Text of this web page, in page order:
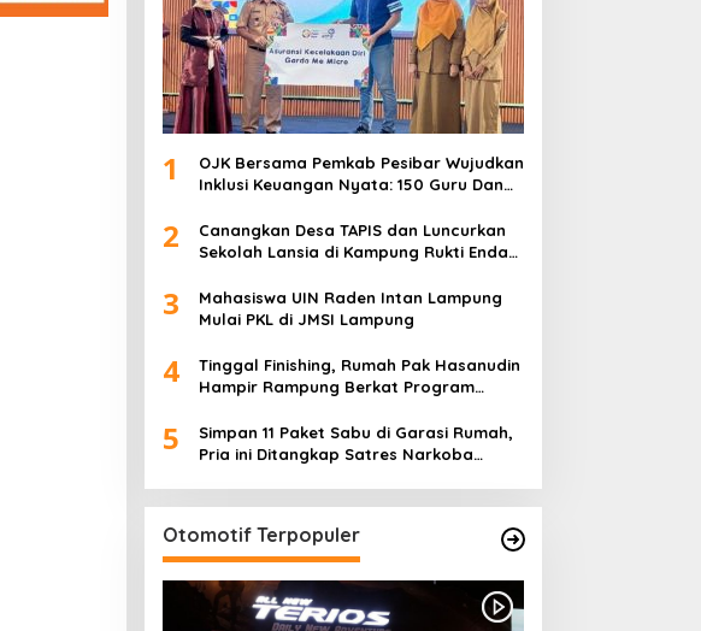
1
OJK Bersama Pemkab Pesibar Wujudkan
Inklusi Keuangan Nyata: 150 Guru Dan
Tenaga Pendidik Terima Polis Asuransi
Jiwa
2
Canangkan Desa TAPIS dan Luncurkan
Sekolah Lansia di Kampung Rukti Endah,
Ketua TP PKK Lampung Dorong
3
Mulai PKL di JMSI Lampung
4
Hampir Rampung Berkat Program
TMMD (TNI Manunggal Membangun
5
Pria ini Ditangkap Satres Narkoba
Polres Lampung Tengah
Otomotif Terpopuler
Video Kelemahan dan Kelebihan
All New Terios